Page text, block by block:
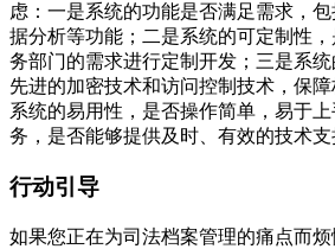
虑：一是系统的功能是否满足需求，
据分析等功能；二是系统的可定制性
务部门的需求进行定制开发；三是系
先进的加密技术和访问控制技术，保
系统的易用性，是否操作简单，易于
务，是否能够提供及时、有效的技术支
行动引导
如果您正在为司法档案管理的痛点而